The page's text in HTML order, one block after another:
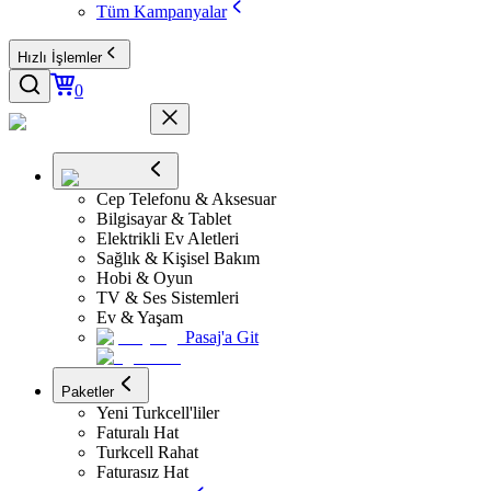
Tüm Kampanyalar
Hızlı İşlemler
0
Cep Telefonu & Aksesuar
Bilgisayar & Tablet
Elektrikli Ev Aletleri
Sağlık & Kişisel Bakım
Hobi & Oyun
TV & Ses Sistemleri
Ev & Yaşam
Pasaj'a Git
Paketler
Yeni Turkcell'liler
Faturalı Hat
Turkcell Rahat
Faturasız Hat